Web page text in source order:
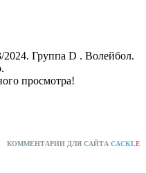
Группа D . Волейбол.
просмотра!
КОММЕНТАРИИ ДЛЯ САЙТА CACKLE